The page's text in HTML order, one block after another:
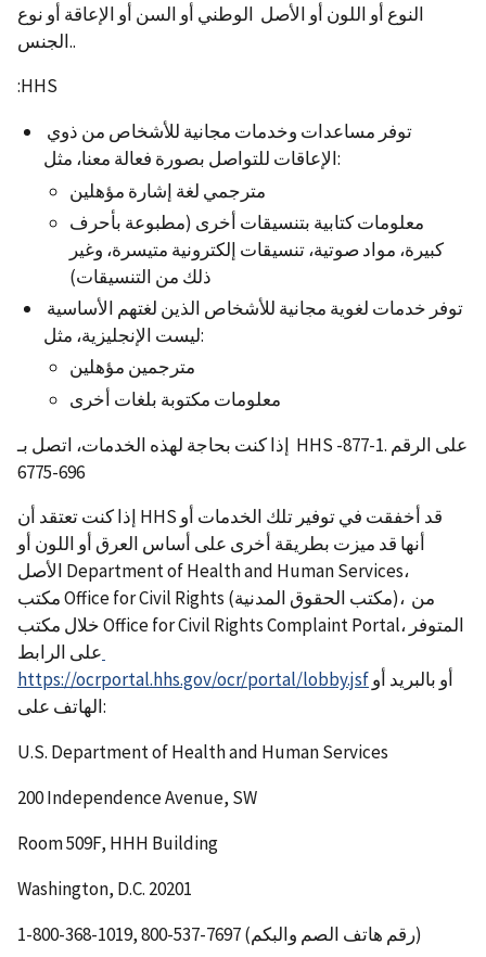
النوع أو اللون أو الأصل الوطني أو السن أو الإعاقة أو نوع
الجنس..
:HHS
الإعاقات للتواصل بصورة فعالة معنا، مثل:
مترجمي لغة إشارة مؤهلين
معلومات كتابية بتنسيقات أخرى (مطبوعة بأحرف
كبيرة، مواد صوتية، تنسيقات إلكترونية متيسرة، وغير
ذلك من التنسيقات)
ليست الإنجليزية، مثل:
مترجمين مؤهلين
معلومات مكتوبة بلغات أخرى
إذا كنت بحاجة لهذه الخدمات، اتصل بـ HHS على الرقم .1-877-
696-6775
إذا كنت تعتقد أن HHS قد أخفقت في توفير تلك الخدمات أو
أنها قد ميزت بطريقة أخرى على أساس العرق أو اللون أو
الأصل Department of Health and Human Services،
مكتب Office for Civil Rights (مكتب الحقوق المدنية)، من
خلال مكتب Office for Civil Rights Complaint Portal، المتوفر
على الرابط
https://ocrportal.hhs.gov/ocr/portal/lobby.jsf
الهاتف على:
U.S. Department of Health and Human Services
200 Independence Avenue, SW
Room 509F, HHH Building
Washington, D.C. 20201
1-800-368-1019, 800-537-7697 (رقم هاتف الصم والبكم)